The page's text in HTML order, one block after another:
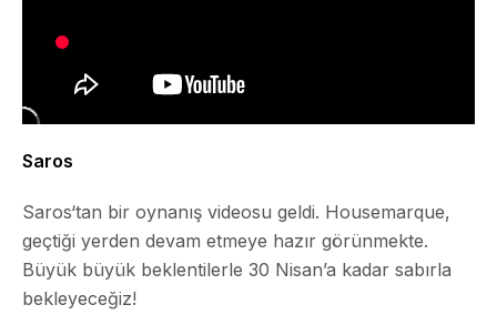
Saros
Saros‘tan bir oynanış videosu geldi. Housemarque,
geçtiği yerden devam etmeye hazır görünmekte.
Büyük büyük beklentilerle 30 Nisan’a kadar sabırla
bekleyeceğiz!